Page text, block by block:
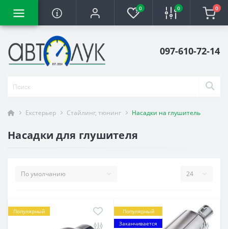
0 0 0
097-610-72-14
Екстерьер Стайлинг, тюнинг Насадки на глушитель
Насадки для глушителя
Популярный
Популярный
Заканчивается